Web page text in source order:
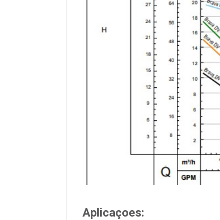
Aplicaçoes: